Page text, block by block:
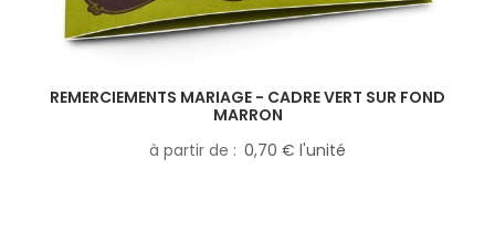
REMERCIEMENTS MARIAGE - CADRE VERT SUR FOND
MARRON
à partir de
0,70 € l'unité